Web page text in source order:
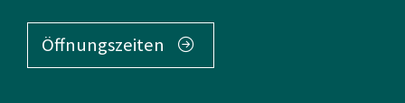
Öffnungszeiten